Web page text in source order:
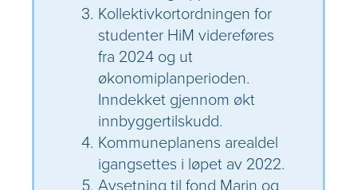
Kollektivkortordningen for
studenter HiM videreføres
fra 2024 og ut
økonomiplanperioden.
Inndekket gjennom økt
innbyggertilskudd.
Kommuneplanens arealdel
igangsettes i løpet av 2022.
Avsetning til fond Marin og